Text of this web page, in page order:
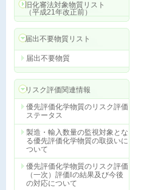
旧化審法対象物質リスト
（平成21年改正前）
届出不要物質リスト
届出不要物質
リスク評価関連情報
優先評価化学物質のリスク評価
ステータス
製造・輸入数量の監視対象とな
る優先評価化学物質の取扱いに
ついて
優先評価化学物質のリスク評価
（一次）評価Ⅰの結果及び今後
の対応について